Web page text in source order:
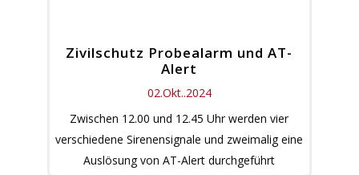
Zivilschutz Probealarm und AT-
Alert
02.Okt..2024
Zwischen 12.00 und 12.45 Uhr werden vier
verschiedene Sirenensignale und zweimalig eine
Auslösung von AT-Alert durchgeführt